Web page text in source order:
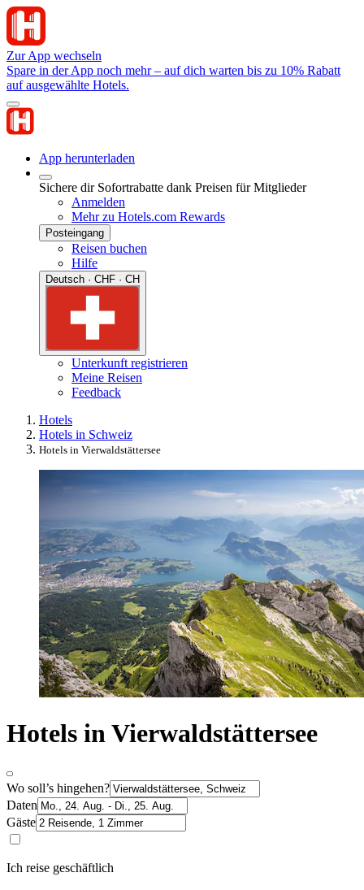
Zur App wechseln
Spare in der App noch mehr – auf dich warten bis zu 10% Rabatt
auf ausgewählte Hotels.
App herunterladen
Sichere dir Sofortrabatte dank Preisen für Mitglieder
Anmelden
Mehr zu Hotels.com Rewards
Posteingang
Reisen buchen
Hilfe
Deutsch · CHF · CH
Unterkunft registrieren
Meine Reisen
Feedback
Hotels
Hotels in Schweiz
Hotels in Vierwaldstättersee
Hotels in Vierwaldstättersee
Wo soll’s hingehen?
Daten
Gäste
Ich reise geschäftlich